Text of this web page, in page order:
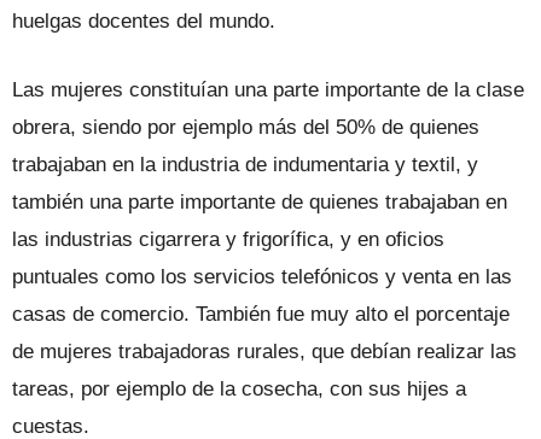
huelgas docentes del mundo.
Las mujeres constituían una parte importante de la clase
obrera, siendo por ejemplo más del 50% de quienes
trabajaban en la industria de indumentaria y textil, y
también una parte importante de quienes trabajaban en
las industrias cigarrera y frigorífica, y en oficios
puntuales como los servicios telefónicos y venta en las
casas de comercio. También fue muy alto el porcentaje
de mujeres trabajadoras rurales, que debían realizar las
tareas, por ejemplo de la cosecha, con sus hijes a
cuestas.